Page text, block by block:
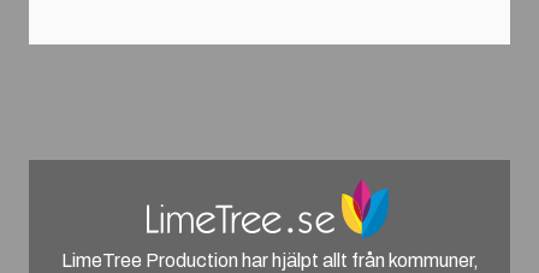
LimeTree Production har hjälpt allt från kommuner,